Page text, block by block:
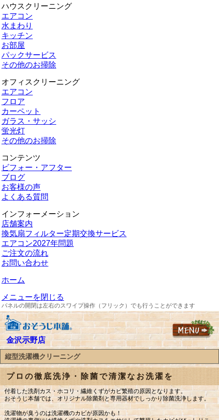
ハウスクリーニング
エアコン
水まわり
キッチン
お部屋
パックサービス
その他のお掃除
オフィスクリーニング
エアコン
フロア
カーペット
ガラス・サッシ
蛍光灯
その他のお掃除
コンテンツ
ビフォー・アフター
ブログ
お客様の声
よくある質問
インフォーメーション
店舗案内
換気扇フィルター定期交換サービス
エアコン2027年問題
ご注文の流れ
お問い合わせ
ホーム
メニューを閉じる
パネルの開閉は左右のスワイプ操作（フリック）でも行うことができます
金沢示野店
縦型洗濯機クリーニング
プロの徹底洗浄・除菌で清潔なお洗濯を
付着した洗剤カス・ホコリ・繊維くずがカビ繁殖の原因となります。
おそうじ本舗では、オリジナル除菌剤と専用器材でしっかり除菌洗浄します。
洗濯物が臭うのは洗濯機のカビが原因かも！